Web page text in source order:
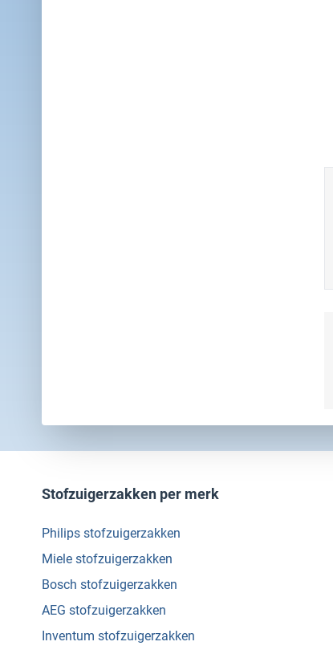
Stofzuigerzakken per merk
Philips stofzuigerzakken
Miele stofzuigerzakken
Bosch stofzuigerzakken
AEG stofzuigerzakken
Inventum stofzuigerzakken